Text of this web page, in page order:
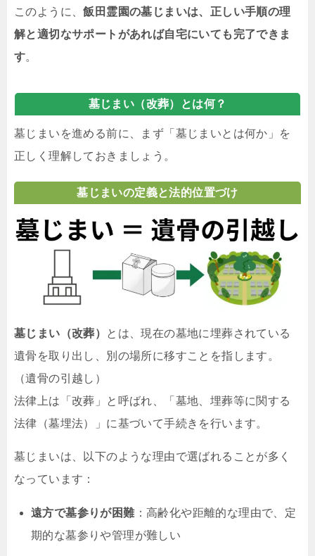
このように、飯田霊園の墓じまいは、正しい手順の理
解と適切なサポートがあれば自宅にいても完了できま
す。
墓じまい（改葬）とは何？
墓じまいを進める前に、まず「墓じまいとは何か」を
正しく理解しておきましょう。
墓じまいの定義と法的位置づけ
墓じまい（改葬）
とは、現在の墓地に埋葬されている
遺骨を取り出し、別の場所に移すことを指します。
（遺骨の引越し）
法律上は「改葬」と呼ばれ、「墓地、埋葬等に関する
法律（墓埋法）」に基づいて手続きを行います。
墓じまいは、以下のような理由で選ばれることが多く
なっています：
遠方で墓参りが困難：高齢化や距離的な理由で、定
期的な墓参りや管理が難しい